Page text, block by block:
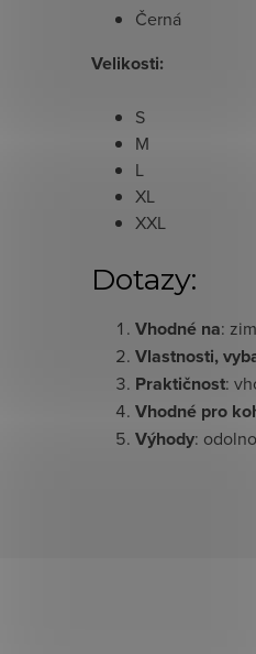
Černá
Velikosti:
S
M
L
XL
XXL
Dotazy:
Vhodné na:
Vlastnosti,
Praktičnost:
Vhodné pro
Výhody: